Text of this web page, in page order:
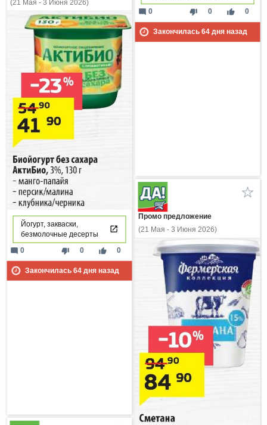
thumb_down 0 thumb_up 0
mode_comment 0
Закончилась 64дня назад
(21 Мая - 3 Июня 2026)
Йогурт, закваски,
безмолочные десерты
thumb_down 0 thumb_up 0
mode_comment 0
Закончилась 64дня назад
Промо предложение
(21 Мая - 3 Июня 2026)